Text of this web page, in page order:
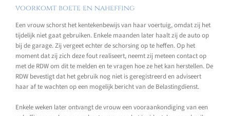
voorkomt boete en naheffing
Een vrouw schorst het kentekenbewijs van haar voertuig, omdat zij het
tijdelijk niet gaat gebruiken. Enkele maanden later haalt zij de auto op
bij de garage. Zij vergeet echter de schorsing op te heffen. Op het
moment dat zij zich deze fout realiseert, neemt zij meteen contact op
met de RDW om dit te melden en te vragen hoe ze het kan herstellen. De
RDW bevestigt dat het gebruik nog niet is geregistreerd en adviseert
haar af te wachten op een mogelijk bericht van de Belastingdienst.
Enkele weken later ontvangt de vrouw een vooraankondiging van een